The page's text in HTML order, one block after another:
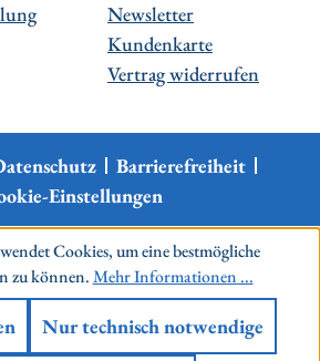
Newsletter
Kundenkarte
Vertrag widerrufen
Barrierefreiheit
Einstellungen
Cookies, um eine bestmögliche
zu können.Mehr Informationen ...
Nur technisch notwendige